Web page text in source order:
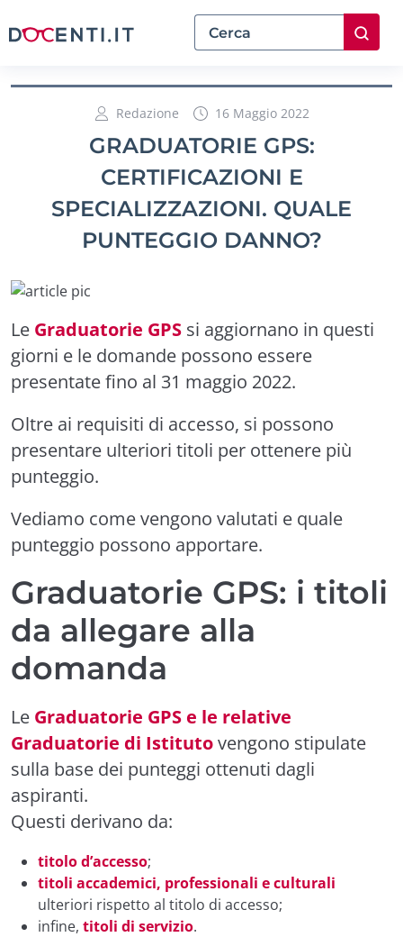
Redazione 16 Maggio 2022
GRADUATORIE GPS:
CERTIFICAZIONI E
SPECIALIZZAZIONI. QUALE
PUNTEGGIO DANNO?
Le Graduatorie GPS si aggiornano in questi
giorni e le domande possono essere
presentate fino al 31 maggio 2022.
Oltre ai requisiti di accesso, si possono
presentare ulteriori titoli per ottenere più
punteggio.
Vediamo come vengono valutati e quale
punteggio possono apportare.
Graduatorie GPS: i titoli
da allegare alla
domanda
Le Graduatorie GPS e le relative
Graduatorie di Istitutovengono stipulate
sulla base dei punteggi ottenuti dagli
aspiranti.
Questi derivano da:
titolo d’accesso;
titoli accademici, professionali e culturali
ulteriori rispetto al titolo di accesso;
infine, titoli di servizio.